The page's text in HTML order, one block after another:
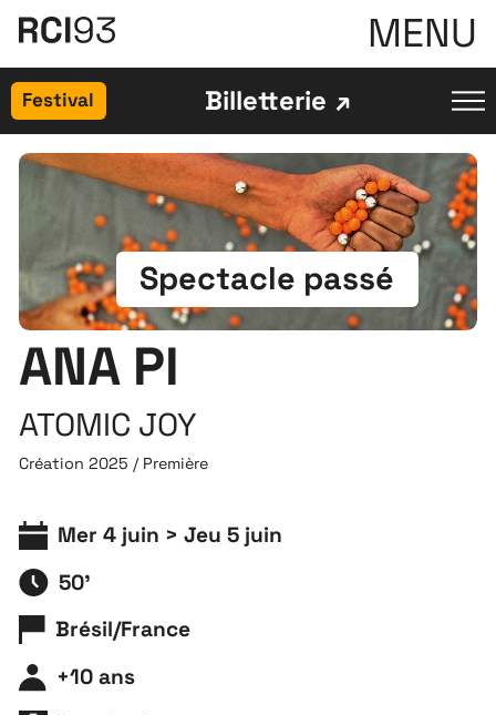
MENU
Festival Billetterie
Spectacle passé
ANA PI
ATOMIC JOY
Création 2025 / Première
Mer 4 juin > Jeu 5 juin
50'
Brésil/France
+10 ans